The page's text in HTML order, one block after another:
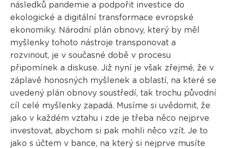
následků pandemie a podpořit investice do
ekologické a digitální transformace evropské
ekonomiky. Národní plán obnovy, který by měl
myšlenky tohoto nástroje transponovat a
rozvinout, je v současné době v procesu
připomínek a diskuse. Již nyní je však zřejmé, že v
záplavě honosných myšlenek a oblastí, na které se
uvedený plán obnovy soustředí, tak trochu původní
cíl celé myšlenky zapadá. Musíme si uvědomit, že
jako v každém vztahu i zde je třeba něco nejprve
investovat, abychom si pak mohli něco vzít. Je to
jako s účtem v bance, na který si nejprve musíte